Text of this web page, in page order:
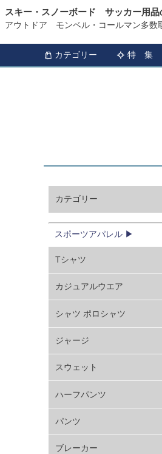
スキー・スノーボード サッカー用品
アウトドア モンベル・コールマン多数
カテゴリー 特 集
HOME スポーツアパレル Tシャツ メンズ
カテゴリー
サッカー・フットサル
アウトドア
トレッキング
バスケットボール
シューズ
ランニング用品
スポーツアパレル
テニス
バレーボール
フィットネス用品
スイミング用品
マリン
スケートボード
野球・ソフトボール
ゴルフ
卓球用品
健康器具・サポーター
スポーツアパレル ▶
Tシャツ
カジュアルウエア
レディース
シャツ ポロシャツ
レディース
ジャージ
上下セット
スウェット
レディース
ハーフパンツ
キッズ
パンツ
メンズ
ブレーカー